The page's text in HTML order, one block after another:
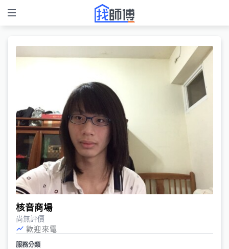
核音商場
尚無評價
歡迎來電
服務分類